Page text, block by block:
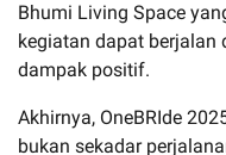
Bhumi Living Space
kegiatan dapat berjalan
dampak positif.
Akhirnya, OneBRIde
bukan sekadar